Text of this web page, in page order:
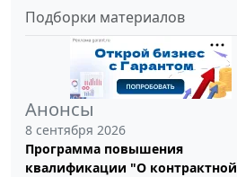
Подборки материалов
Анонсы
8 сентября 2026
Программа повышения
квалификации "О контрактной